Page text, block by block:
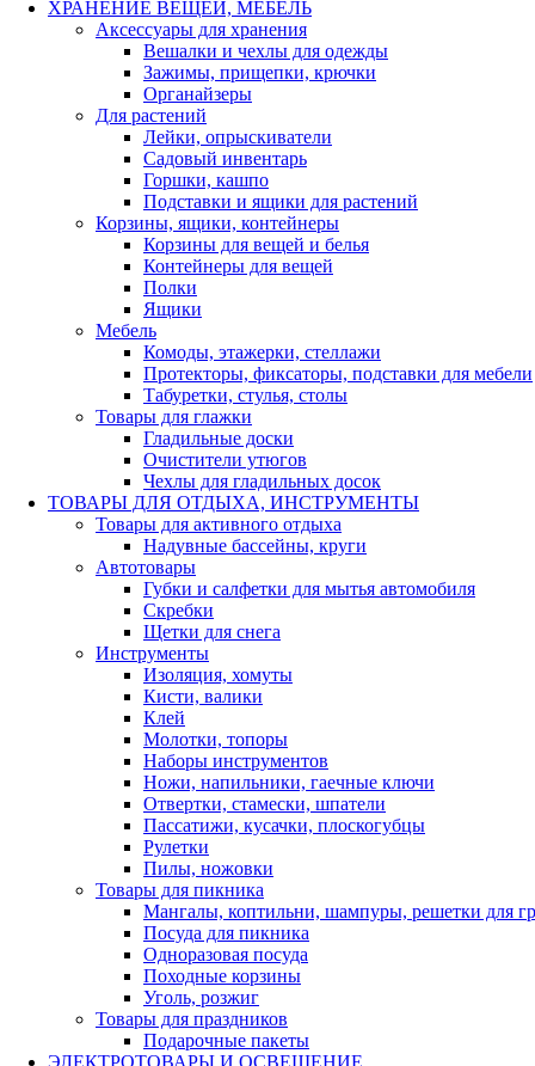
ХРАНЕНИЕ ВЕЩЕЙ, МЕБЕЛЬ
Аксессуары для хранения
Вешалки и чехлы для одежды
Зажимы, прищепки, крючки
Органайзеры
Для растений
Лейки, опрыскиватели
Садовый инвентарь
Горшки, кашпо
Подставки и ящики для растений
Корзины, ящики, контейнеры
Корзины для вещей и белья
Контейнеры для вещей
Полки
Ящики
Мебель
Комоды, этажерки, стеллажи
Протекторы, фиксаторы, подставки для мебели
Табуретки, стулья, столы
Товары для глажки
Гладильные доски
Очистители утюгов
Чехлы для гладильных досок
ТОВАРЫ ДЛЯ ОТДЫХА, ИНСТРУМЕНТЫ
Товары для активного отдыха
Надувные бассейны, круги
Автотовары
Губки и салфетки для мытья автомобиля
Скребки
Щетки для снега
Инструменты
Изоляция, хомуты
Кисти, валики
Клей
Молотки, топоры
Наборы инструментов
Ножи, напильники, гаечные ключи
Отвертки, стамески, шпатели
Пассатижи, кусачки, плоскогубцы
Рулетки
Пилы, ножовки
Товары для пикника
Мангалы, коптильни, шампуры, решетки для
Посуда для пикника
Одноразовая посуда
Походные корзины
Уголь, розжиг
Товары для праздников
Подарочные пакеты
ЭЛЕКТРОТОВАРЫ И ОСВЕЩЕНИЕ